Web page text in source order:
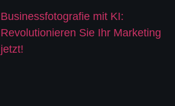
Businessfotografie mit KI:
Revolutionieren Sie Ihr Marketing
jetzt!